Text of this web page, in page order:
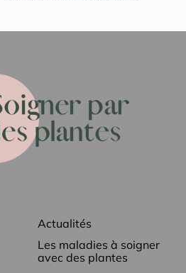
Actualités
Les maladies à soigner
avec des plantes